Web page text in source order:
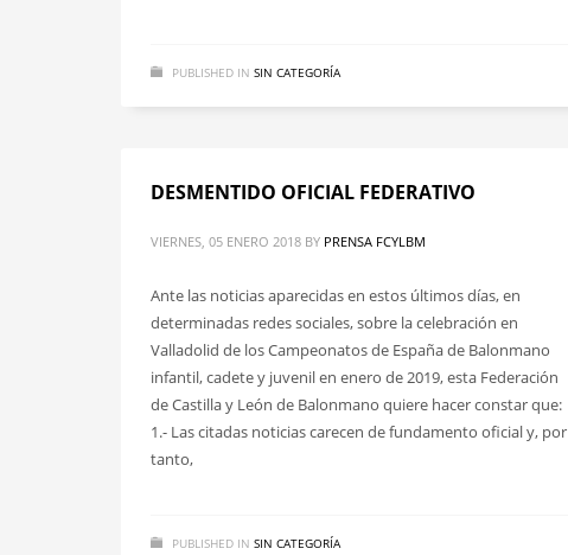
PUBLISHED IN SIN CATEGORÍA
DESMENTIDO OFICIAL FEDERATIVO
VIERNES, 05 ENERO 2018 BY PRENSA FCYLBM
Ante las noticias aparecidas en estos últimos días, en
determinadas redes sociales, sobre la celebración en
Valladolid de los Campeonatos de España de Balonmano
infantil, cadete y juvenil en enero de 2019, esta Federación
de Castilla y León de Balonmano quiere hacer constar que:
1.- Las citadas noticias carecen de fundamento oficial y, por
tanto,
PUBLISHED IN SIN CATEGORÍA